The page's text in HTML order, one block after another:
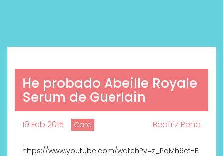
He probado Abeille Royale
Serum de Guerlain
19 Feb 2015 Cara Beatriz Peña
https://www.youtube.com/watch?v=z_PdMh6cfHE